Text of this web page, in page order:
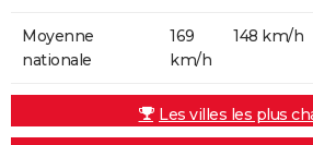
Moyenne
nationale
169
km/h
148 km/h
Les villes les plus